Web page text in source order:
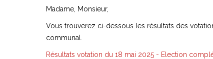
Madame, Monsieur,
Vous trouverez ci-dessous les résultats des
communal.
Résultats votation du 18 mai 2025 - Election